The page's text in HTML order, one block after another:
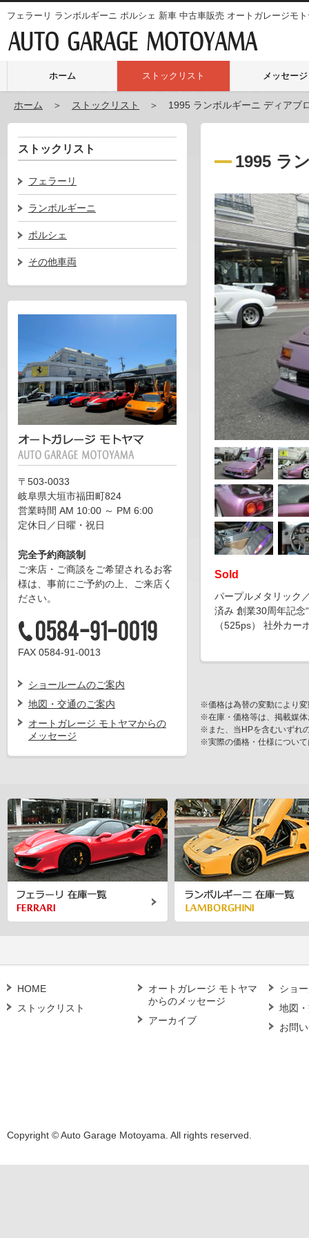
フェラーリ ランボルギーニ ポルシェ 新車 中古車販売 オートガレージモ
ホーム ストックリスト メッセージ
1995 ラ
Sold
パープルメタリック
済み 創業30周年記念
（525ps） 社外カー
※価格は為替の変動により
※在庫・価格等は、掲載媒
※また、当HPを含むいずれ
※実際の価格・仕様につい
ストックリスト
フェラーリ
ランボルギーニ
ポルシェ
その他車両
〒503-0033
岐阜県大垣市福田町824
営業時間 AM 10:00 ～ PM 6:00
定休日／日曜・祝日
完全予約商談制
ご来店・ご商談をご希望されるお客
様は、事前にご予約の上、ご来店く
ださい。
FAX 0584-91-0013
ショールームのご案内
地図・交通のご案内
オートガレージ モトヤマからの
メッセージ
ホーム ＞ ストックリスト ＞ 1995 ランボルギーニ ディアブ
HOME
ストックリスト
オートガレージ モトヤマ
からのメッセージ
アーカイブ
ショ
地図
お問
Copyright © Auto Garage Motoyama. All rights reserved.